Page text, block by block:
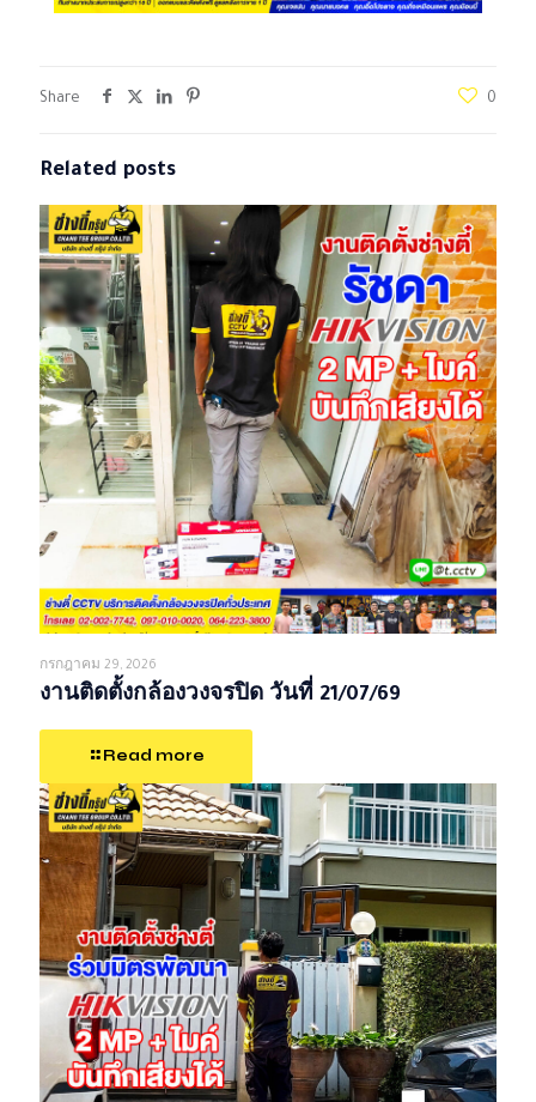
Share 0
Related posts
กรกฎาคม 29, 2026
งานติดตั้งกล้องวงจรปิด วันที่ 21/07/69
Read more